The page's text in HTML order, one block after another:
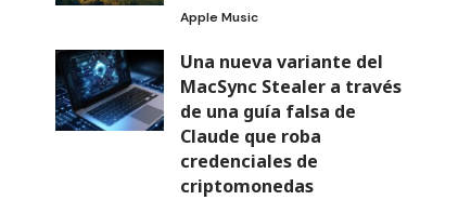
Apple Music
Una nueva variante del
MacSync Stealer a través
de una guía falsa de
Claude que roba
credenciales de
criptomonedas